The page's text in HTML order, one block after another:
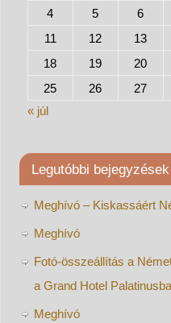
4
5 6
11
12 13
18
19 20
25
26 27
« júl
Legutóbbi bejegyzések
Meghívó – Kiskassáért
Meghívó
Fotó-összeállítás a
a Grand Hotel
Meghívó